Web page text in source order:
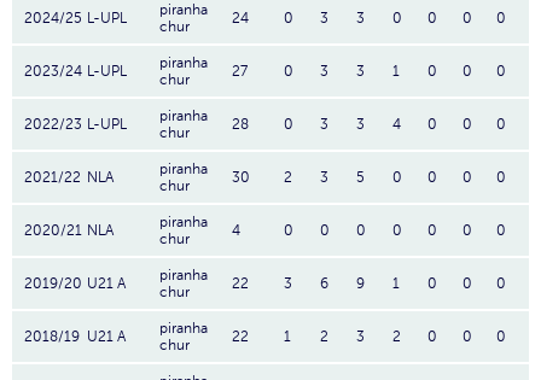
2024/25 L-UPL
piranha
chur
24 0 3 3 0 0 0 0
2023/24 L-UPL
piranha
chur
27 0 3 3 1 0 0 0
2022/23 L-UPL
piranha
chur
28 0 3 3 4 0 0 0
2021/22 NLA
piranha
chur
30 2 3 5 0 0 0 0
2020/21 NLA
piranha
chur
4 0 0 0 0 0 0 0
2019/20 U21 A
piranha
chur
22 3 6 9 1 0 0 0
2018/19 U21 A
piranha
chur
22 1 2 3 2 0 0 0